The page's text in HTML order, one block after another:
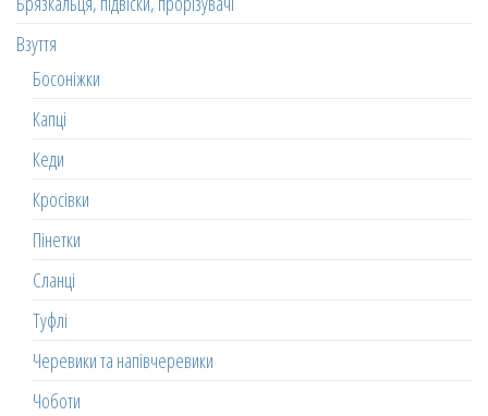
Взуття
Босоніжки
Капці
Кеди
Кросівки
Пінетки
Сланці
Туфлі
Черевики та напівчеревики
Чоботи